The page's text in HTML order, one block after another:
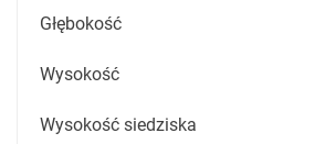
Głębokość
Wysokość
Wysokość siedziska